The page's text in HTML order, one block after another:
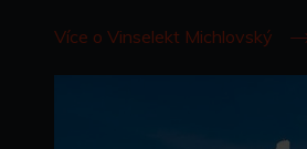
Více o Vinselekt Michlovský